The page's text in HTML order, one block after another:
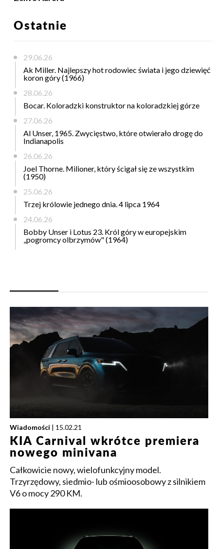
Ostatnie
29.06.26
Ak Miller. Najlepszy hot rodowiec świata i jego dziewięć
koron góry (1966)
28.06.26
Bocar. Koloradzki konstruktor na koloradzkiej górze
27.06.26
Al Unser, 1965. Zwycięstwo, które otwierało drogę do
Indianapolis
26.06.26
Joel Thorne. Milioner, który ścigał się ze wszystkim
(1950)
25.06.26
Trzej królowie jednego dnia. 4 lipca 1964
24.06.26
Bobby Unser i Lotus 23. Król góry w europejskim
„pogromcy olbrzymów" (1964)
Wiadomości | 15.02.21
KIA Carnival wkrótce premiera
nowego minivana
Całkowicie nowy, wielofunkcyjny model.
Trzyrzędowy, siedmio- lub ośmioosobowy z silnikiem
V6 o mocy 290 KM.